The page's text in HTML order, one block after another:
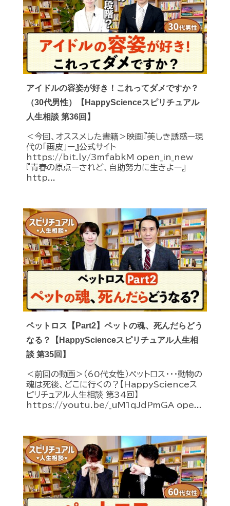
アイドルの容姿が好き！これってダメですか？
（30代男性）【HappyScienceスピリチュアル
人生相談 第36回】
＜今回、オススメした書籍＞映画『美しき誘惑ー現
代の「画皮」ー』公式サイト
https://bit.ly/3mfabkM open_in_new
『青春の原点ーされど、自助努力に生きよー』
http...
ペットロス【Part2】ペットの魂、死んだらどう
なる？【HappyScienceスピリチュアル人生相
談 第35回】
＜前回の動画＞（60代女性）ペットロス・・・動物の
魂は死後、どこに行くの？【HappyScienceス
ピリチュアル人生相談 第34回】
https://youtu.be/_uM1qJdPmGA ope...